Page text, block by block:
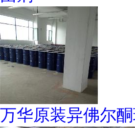
万华原装异佛尔